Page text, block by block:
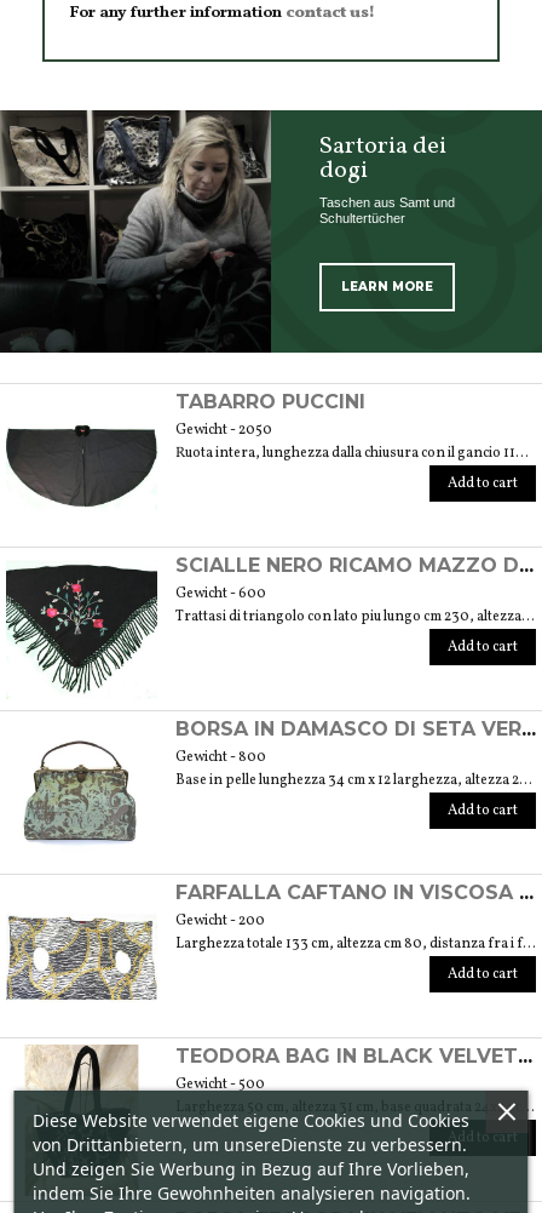
For any further information contact us!
Sartoria dei
dogi
Taschen aus Samt und
Schultertücher
LEARN MORE
TABARRO PUCCINI
Gewicht - 2050
Ruota intera, lunghezza dalla chiusura con il gancio 110 cm
Add to cart
SCIALLE NERO RICAMO MAZZO DI FIORI
Gewicht - 600
Trattasi di triangolo con lato piu lungo cm 230, altezza fino alla fine delle frange 150 cm
Add to cart
BORSA IN DAMASCO DI SETA VERDE DUCISSA
Gewicht - 800
Base in pelle lunghezza 34 cm x 12 larghezza, altezza 22 cm , lunghezza superiore 25 cm
Add to cart
FARFALLA CAFTANO IN VISCOSA DISEGNO CATENE
Gewicht - 200
Larghezza totale 133 cm, altezza cm 80, distanza fra i fori cm 62
Add to cart
TEODORA BAG IN BLACK VELVET HAND-PRINTED IN GREY AND SILVER
Gewicht - 500
Larghezza 50 cm, altezza 31 cm, base quadrata 24x24 cm, manici lunghezza 58 cm
Add to cart
Diese Website verwendet eigene Cookies und Cookies
von Drittanbietern, um unsereDienste zu verbessern.
Und zeigen Sie Werbung in Bezug auf Ihre Vorlieben,
indem Sie Ihre Gewohnheiten analysieren navigation.